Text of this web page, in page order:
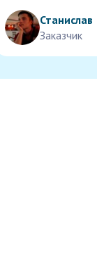
Станислав
Заказчик